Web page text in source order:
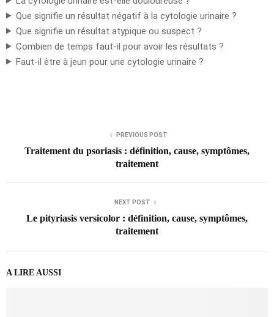
Que signifie un résultat négatif à la cytologie urinaire ?
Que signifie un résultat atypique ou suspect ?
Combien de temps faut-il pour avoir les résultats ?
Faut-il être à jeun pour une cytologie urinaire ?
PREVIOUS POST
Traitement du psoriasis : définition, cause, symptômes,
traitement
NEXT POST
Le pityriasis versicolor : définition, cause, symptômes,
traitement
A LIRE AUSSI